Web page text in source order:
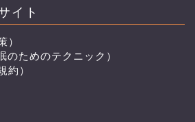
イト
）
のためのテクニック）
約）